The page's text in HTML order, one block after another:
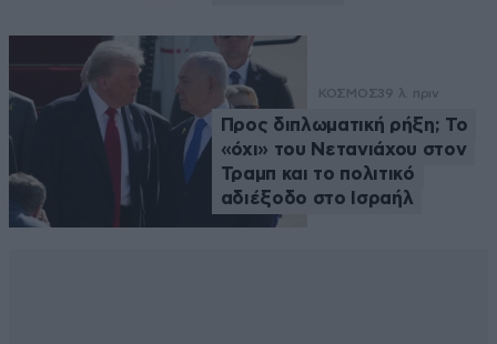
ΚΟΣΜΟΣ39 λ. πριν
Προς διπλωματική ρήξη; Το
«όχι» του Νετανιάχου στον
Τραμπ και το πολιτικό
αδιέξοδο στο Ισραήλ